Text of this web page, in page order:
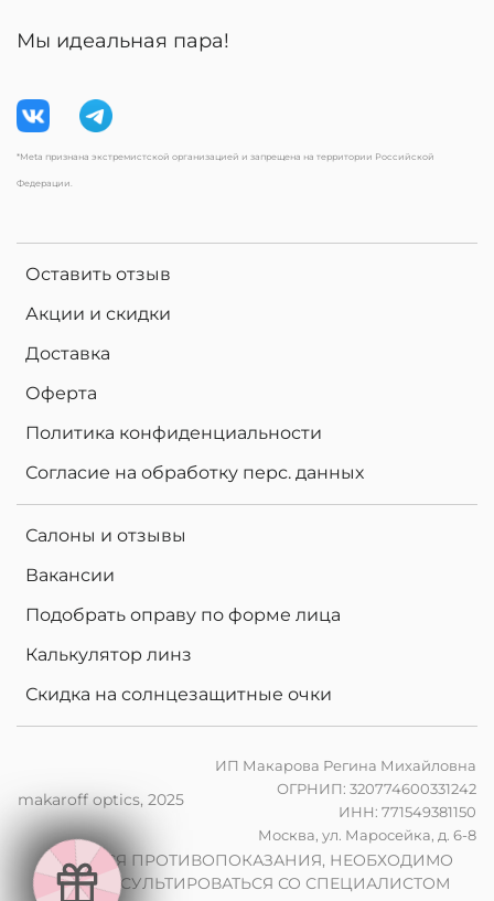
Оставить отзыв
Акции и скидки
Доставка
Оферта
Политика конфиденциальности
Согласие на обработку перс. данных
Салоны и отзывы
Вакансии
Подобрать оправу по форме лица
Калькулятор линз
Скидка на солнцезащитные очки
Мы идеальная пара!
*Meta признана экстремистской организацией и запрещена на территории Российской
Федерации.
makaroff optics, 2025
ИП Макарова Регина Михайловна
ОГРНИП: 320774600331242
ИНН: 771549381150
Москва, ул. Маросейка, д. 6-8
ИМЕЮТСЯ ПРОТИВОПОКАЗАНИЯ, НЕОБХОДИМО
ПРОКОНСУЛЬТИРОВАТЬСЯ СО СПЕЦИАЛИСТОМ
2
0
%
н
а
к
о
м
п
ь
ю
т
е
р
н
ы
л
и
н
з
ы
п
р
и
з
а
к
а
з
е
о
ч
к
о